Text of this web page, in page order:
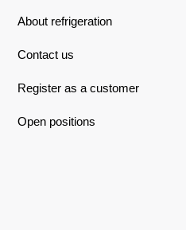
About refrigeration
Contact us
Register as a customer
Open positions